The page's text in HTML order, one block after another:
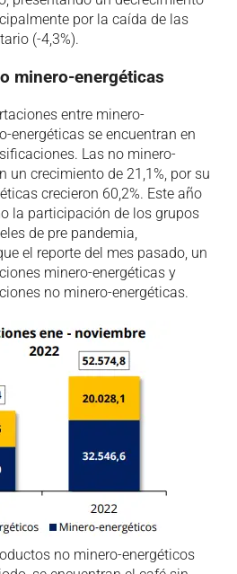
por la caída de las
(-4,3%).
minero-energéticas
entre minero-
energéticas se encuentran en
Las no minero-
un crecimiento de 21,1%, por su
crecieron 60,2%. Este año
la participación de los grupos
de pre pandemia,
el reporte del mes pasado, un
minero-energéticas y
no minero-energéticas.
no minero-energéticos